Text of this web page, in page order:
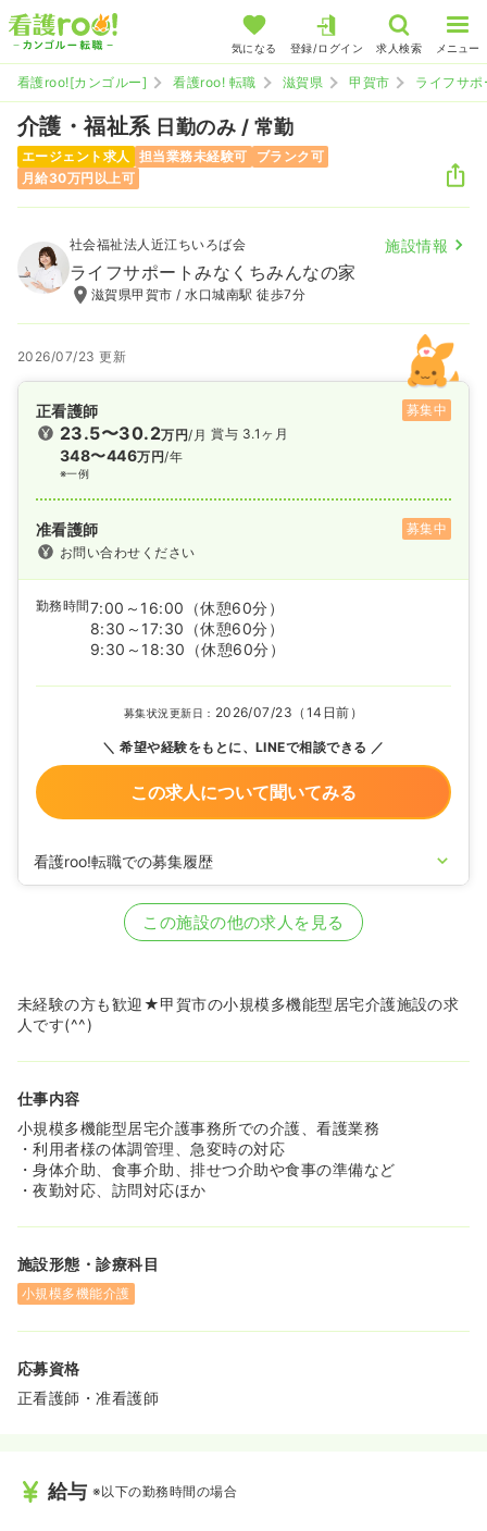
気になる 登録/ログイン 求人検索 メニュー
看護roo![カンゴルー] 看護roo! 転職 滋賀県 甲賀市 ライフサ
介護・福祉系 日勤のみ / 常勤
エージェント求人 担当業務未経験可
ブランク可
月給30万円以上可
社会福祉法人近江ちいろば会 施設情報
ライフサポートみなくちみんなの家
滋賀県甲賀市 / 水口城南駅 徒歩7分
2026/07/23 更新
正看護師 募集中
23.5〜30.2万円/月
348〜446万円/年
※一例
賞与 3.1ヶ月
准看護師
募集中
お問い合わせください
勤務時間7:00～16:00
（休憩60分）
8:30～17:30
（休憩60分）
9:30～18:30
（休憩60分）
募集状況更新日： 2026/07/23（14日前）
希望や経験をもとに、LINEで相談できる
この求人について聞いてみる
看護roo!転職での募集履歴
正・准看護師の募集を休止
正・准看護師の募集を開始
この施設の他の求人を見る
未経験の方も歓迎★甲賀市の小規模多機能型居宅介護施設の求
人です(^^)
仕事内容
小規模多機能型居宅介護事務所での介護、看護業務
・利用者様の体調管理、急変時の対応
・身体介助、食事介助、排せつ介助や食事の準備など
・夜勤対応、訪問対応ほか
施設形態・診療科目
小規模多機能介護
応募資格
正看護師・准看護師
給与 ※以下の勤務時間の場合